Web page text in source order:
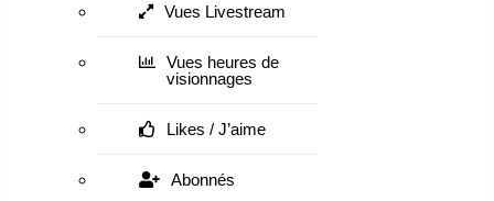
Vues Livestream
Vues heures de
visionnages
Likes / J’aime
Abonnés